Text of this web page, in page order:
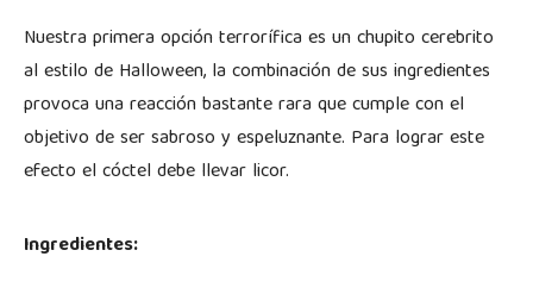
Nuestra primera opción terrorífica es un chupito cerebrito
al estilo de Halloween, la combinación de sus ingredientes
provoca una reacción bastante rara que cumple con el
objetivo de ser sabroso y espeluznante. Para lograr este
efecto el cóctel debe llevar licor.
Ingredientes: